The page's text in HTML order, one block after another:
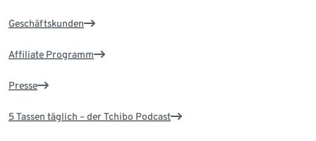
Geschäftskunden
Affiliate Programm
Presse
5 Tassen täglich – der Tchibo Podcast